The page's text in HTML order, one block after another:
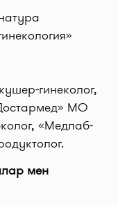
гинеколог,
МО
«Медлаб-
мен